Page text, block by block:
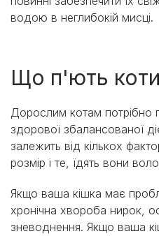
водою в неглибокій мисці.
Що п'ють
Дорослим котам потрібно
здорової збалансованої
залежить від кількох
розмір і те, їдять вони
Якщо ваша кішка має
хронічна хвороба нирок,
зневоднення. Якщо ваша